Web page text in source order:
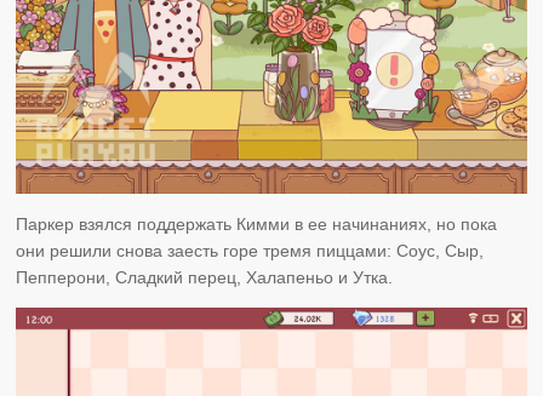
Паркер взялся поддержать Кимми в ее начинаниях, но пока
они решили снова заесть горе тремя пиццами: Соус, Сыр,
Пепперони, Сладкий перец, Халапеньо и Утка.